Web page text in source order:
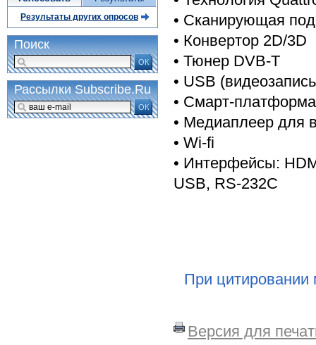
• Сканирующая
• Конвертор 2D/3D
• Тюнер DVB-T
• USB
• Смарт-
• Медиаплеер для
• Wi-fi
• Интерфейсы:
USB, RS-232C
При цитировании
Версия для
Результаты других опросов
Поиск
ОК
Рассылки Subscribe.Ru
ОК